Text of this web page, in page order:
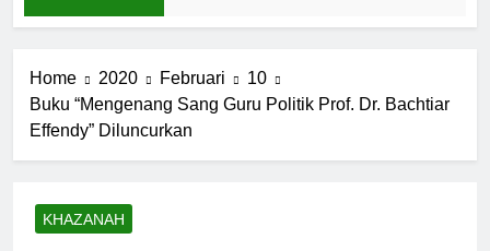
Home 2020 Februari
10
Buku “Mengenang Sang Guru Politik Prof. Dr. Bachtiar
Effendy” Diluncurkan
KHAZANAH